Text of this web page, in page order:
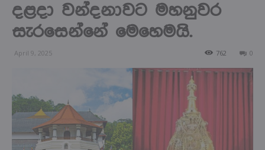
දළදා වන්දනාවට මහනුවර
සැරසෙන්නේ මෙහෙමයි.
April 9, 2025 0
762